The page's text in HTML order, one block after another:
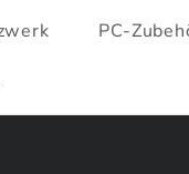
PC-